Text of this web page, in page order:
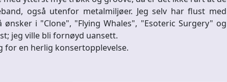
også utenfor metalmiljøer. Jeg selv har flust med
i "Clone", "Flying Whales", "Esoteric Surgery" og
jeg ville bli fornøyd uansett.
for en herlig konsertopplevelse.